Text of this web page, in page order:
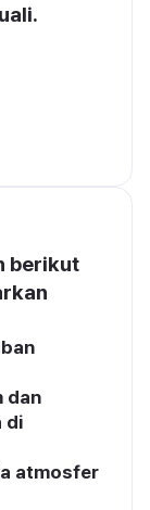
berikut
dan
di
atmosfer